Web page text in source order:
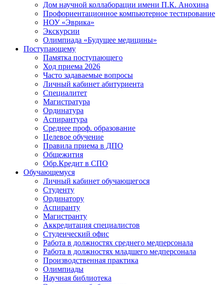
Дом научной коллаборации имени П.К. Анохина
Профориентационное компьютерное тестирование
НОУ «Эврика»
Экскурсии
Олимпиада «Будущее медицины»
Поступающему
Памятка поступающего
Ход приема 2026
Часто задаваемые вопросы
Личный кабинет абитуриента
Специалитет
Магистратура
Ординатура
Аспирантура
Среднее проф. образование
Целевое обучение
Правила приема в ДПО
Общежития
Обр.Кредит в СПО
Обучающемуся
Личный кабинет обучающегося
Студенту
Ординатору
Аспиранту
Магистранту
Аккредитация специалистов
Студенческий офис
Работа в должностях среднего медперсонала
Работа в должностях младшего медперсонала
Производственная практика
Олимпиады
Научная библиотека